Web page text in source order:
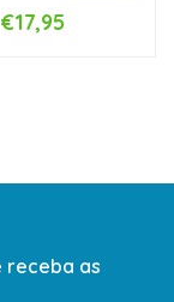
€17,95
receba as